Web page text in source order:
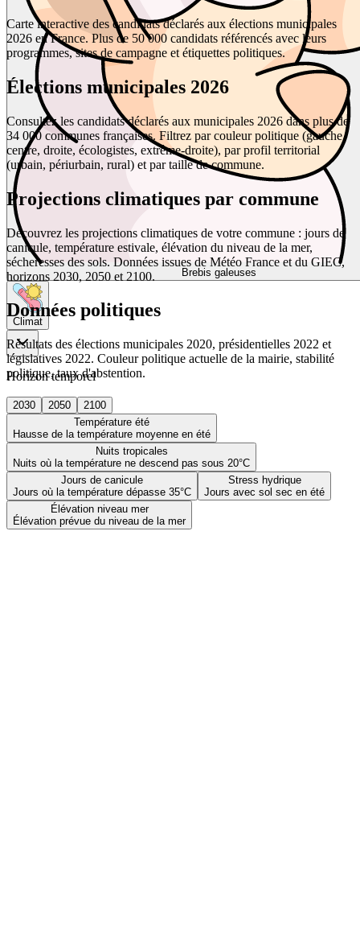
Brebis galeuses
Climat
Horizon temporel
2030 2050
2100
Température été
Hausse de la température moyenne en été
Nuits tropicales
Nuits où la température ne descend pas sous 20°C
Jours de canicule
Jours où la température dépasse 35°C
Stress hydrique
Jours avec sol sec en été
Élévation niveau mer
Élévation prévue du niveau de la mer
Carte interactive des candidats déclarés aux élections municipales
2026 en France. Plus de 50 000 candidats référencés avec leurs
programmes, sites de campagne et étiquettes politiques.
Élections municipales 2026
Consultez les candidats déclarés aux municipales 2026 dans plus de
34 000 communes françaises. Filtrez par couleur politique (gauche,
centre, droite, écologistes, extrême-droite), par profil territorial
(urbain, périurbain, rural) et par taille de commune.
Projections climatiques par commune
Découvrez les projections climatiques de votre commune : jours de
canicule, température estivale, élévation du niveau de la mer,
sécheresses des sols. Données issues de Météo France et du GIEC,
horizons 2030, 2050 et 2100.
Données politiques
Résultats des élections municipales 2020, présidentielles 2022 et
législatives 2022. Couleur politique actuelle de la mairie, stabilité
politique, taux d'abstention.